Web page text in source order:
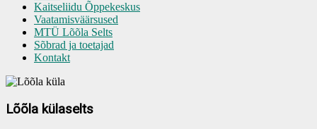
Kaitseliidu Õppekeskus
Vaatamisväärsused
MTÜ Lõõla Selts
Sõbrad ja toetajad
Kontakt
Lõõla külaselts